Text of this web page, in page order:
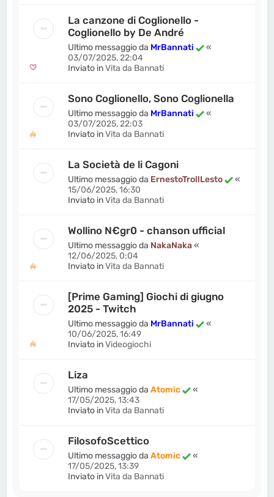
La canzone di Coglionello -
Coglionello by De André
Ultimo messaggio da MrBannati
«
03/07/2025, 22:04
Inviato inVita da Bannati
Sono Coglionello, Sono Coglionella
Ultimo messaggio da MrBannati
«
03/07/2025, 22:03
Inviato inVita da Bannati
La Società de li Cagoni
Ultimo messaggio da ErnestoTrollLesto
«
15/06/2025, 16:30
Inviato inVita da Bannati
Wollino N€gr0 - chanson ufficial
Ultimo messaggio da NakaNaka«
12/06/2025, 0:04
Inviato inVita da Bannati
[Prime Gaming] Giochi di giugno
2025 - Twitch
Ultimo messaggio da MrBannati
«
10/06/2025, 16:49
Inviato inVideogiochi
Liza
Ultimo messaggio daAtomic
«
17/05/2025, 13:43
Inviato inVita da Bannati
FilosofoScettico
Ultimo messaggio daAtomic
«
17/05/2025, 13:39
Inviato inVita da Bannati